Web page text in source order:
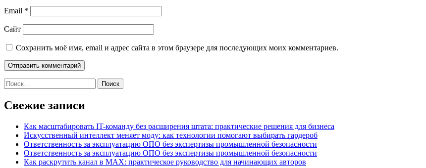
Email *
Сайт
Сохранить моё имя, email и адрес сайта в этом браузере для последующих моих комментариев.
Найти:
Свежие записи
Как масштабировать IT-команду без расширения штата: практические решения для бизнеса
Искусственный интеллект меняет моду: как технологии помогают выбирать гардероб
Ответственность за эксплуатацию ОПО без экспертизы промышленной безопасности
Ответственность за эксплуатацию ОПО без экспертизы промышленной безопасности
Как раскрутить канал в MAX: практическое руководство для начинающих авторов